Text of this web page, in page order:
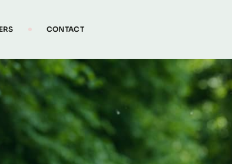
CONTACT